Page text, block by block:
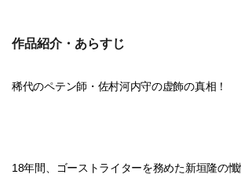
作品紹介・あらすじ
稀代のペテン師・佐村河内守の虚飾の真相！
18年間、ゴーストライターを務めた新垣隆の